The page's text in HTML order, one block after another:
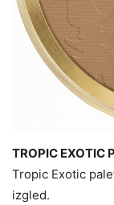
TROPIC EXOTIC
Tropic Exotic
izgled.